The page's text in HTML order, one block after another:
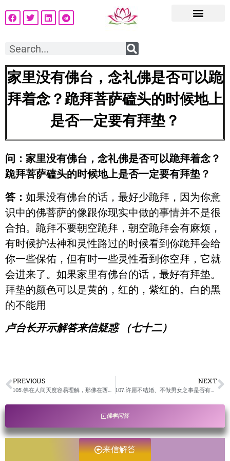
家里没有佛台，念礼佛是否可以跪
拜着念？跪拜菩萨磕头的时候地上
是否一定要有拜垫？
问：家里没有佛台，念礼佛是否可以跪拜着念？
跪拜菩萨磕头的时候地上是否一定要有拜垫？
答： 如果没有佛台的话，最好少跪拜，因为你意
识中的佛菩萨的像跟你现实中做的事情并不是很
合拍。跪拜不要朝空跪拜，朝空跪拜会有麻烦，
有时候护法神和灵性路过的时候看到你跪拜会给
你一些保佑，但有时一些灵性看到你空拜，它就
会进来了。如果家里有佛台的话，最好有拜垫。
拜垫的颜色可以是黄的，红的，紫红的。白的黑
的不能用
卢台长开示解答来信疑惑 （七十二）
PREVIOUS NEXT
107.许愿不结婚、不做男女之事是否有功德？算不算许大愿？发愿日中一食是否有功德？算不算大愿？/卢台长开示解答来信疑惑
佛学问答
来信解答